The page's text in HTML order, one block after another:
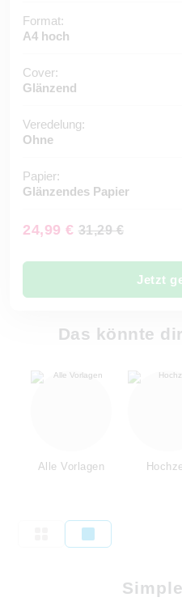
Format:
A4 hoch
Cover:
Glänzend
Veredelung:
Ohne
Papier:
Glänzendes Papier
24,99 € 31,29 €
Jetzt
Das könnte
Alle Vorlagen